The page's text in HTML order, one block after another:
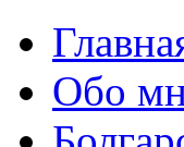
Обо